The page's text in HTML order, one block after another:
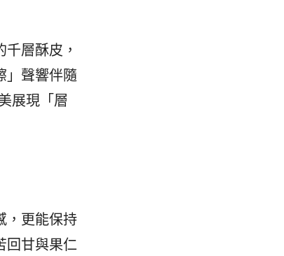
層酥皮，
」聲響伴隨
展現「層
，更能保持
回甘與果仁